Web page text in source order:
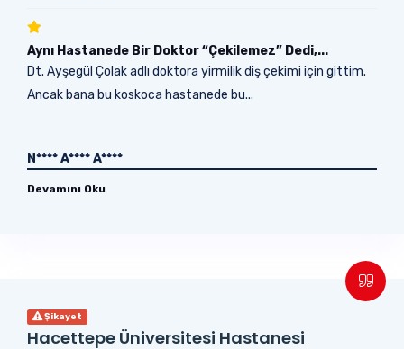
Aynı Hastanede Bir Doktor “Çekilemez” Dedi,...
Dt. Ayşegül Çolak adlı doktora yirmilik diş çekimi için gittim.
Ancak bana bu koskoca hastanede bu...
N**** A**** A****
Devamını Oku
Şikayet
Hacettepe Üniversitesi Hastanesi